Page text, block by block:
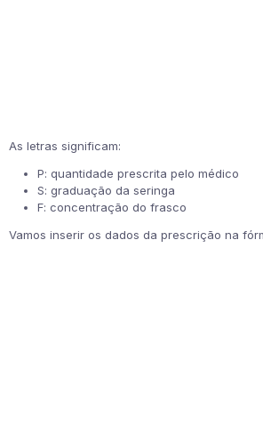
As letras significam:
P: quantidade prescrita pelo médico
S: graduação da seringa
F: concentração do frasco
Vamos inserir os dados da prescrição na